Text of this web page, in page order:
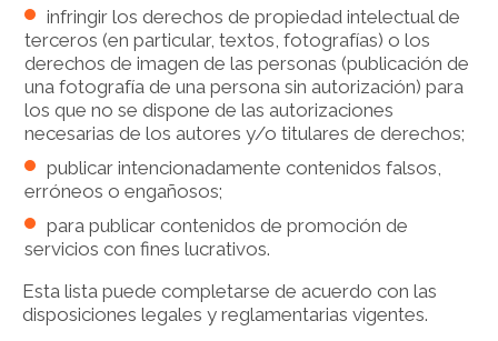
infringir los derechos de propiedad intelectual de
terceros (en particular, textos, fotografías) o los
derechos de imagen de las personas (publicación de
una fotografía de una persona sin autorización) para
los que no se dispone de las autorizaciones
necesarias de los autores y/o titulares de derechos;
publicar intencionadamente contenidos falsos,
erróneos o engañosos;
para publicar contenidos de promoción de
servicios con fines lucrativos.
Esta lista puede completarse de acuerdo con las
disposiciones legales y reglamentarias vigentes.